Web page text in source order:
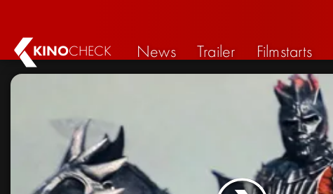
KINOCHECK News Trailer Filmstarts